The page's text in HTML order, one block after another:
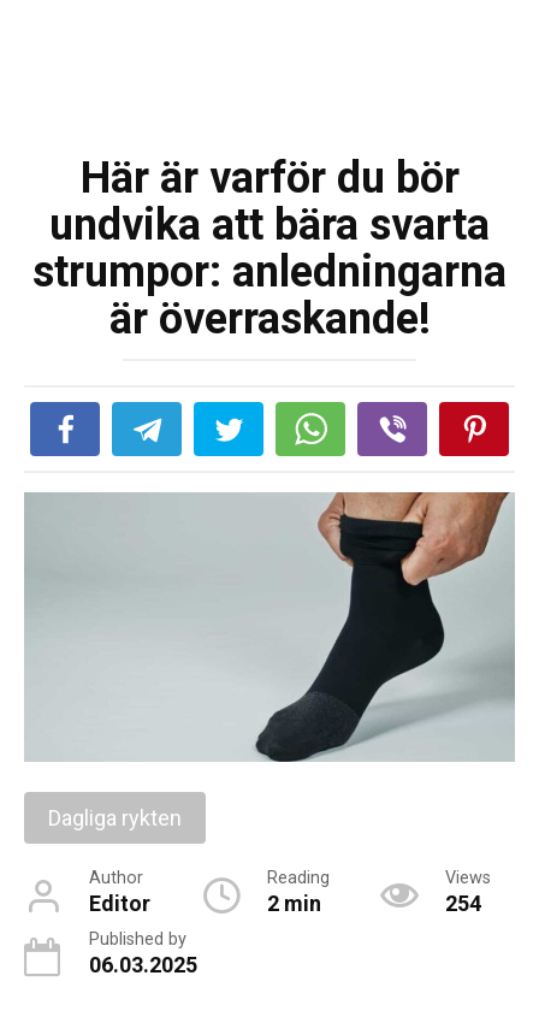
Här är varför du bör
undvika att bära svarta
strumpor: anledningarna
är överraskande!
Dagliga rykten
Author
Editor
Reading
2 min
Views
254
Published by
06.03.2025